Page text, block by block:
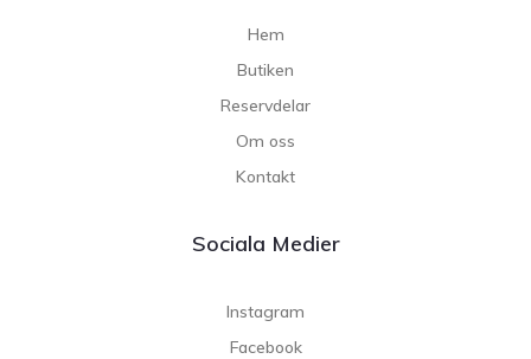
Hem
Butiken
Reservdelar
Om oss
Kontakt
Sociala Medier
Instagram
Facebook